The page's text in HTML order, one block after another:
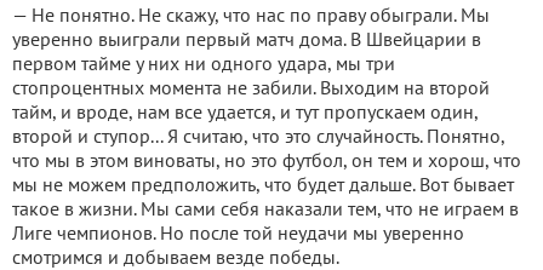
— Не понятно. Не скажу, что нас по праву обыграли. Мы
уверенно выиграли первый матч дома. В Швейцарии в
первом тайме у них ни одного удара, мы три
стопроцентных момента не забили. Выходим на второй
тайм, и вроде, нам все удается, и тут пропускаем один,
второй и ступор... Я считаю, что это случайность. Понятно,
что мы в этом виноваты, но это футбол, он тем и хорош, что
мы не можем предположить, что будет дальше. Вот бывает
такое в жизни. Мы сами себя наказали тем, что не играем в
Лиге чемпионов. Но после той неудачи мы уверенно
смотримся и добываем везде победы.